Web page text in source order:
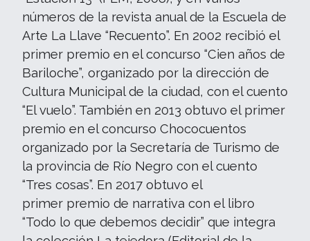
números de la revista anual de la Escuela de
Arte La Llave “Recuento”. En 2002 recibió el
primer premio en el concurso “Cien años de
Bariloche”, organizado por la dirección de
Cultura Municipal de la ciudad, con el cuento
“El vuelo”. También en 2013 obtuvo el primer
premio en el concurso Chococuentos
organizado por la Secretaría de Turismo de
la provincia de Río Negro con el cuento
“Tres cosas”. En 2017 obtuvo el
primer premio de narrativa con el libro
“Todo lo que debemos decidir” que integra